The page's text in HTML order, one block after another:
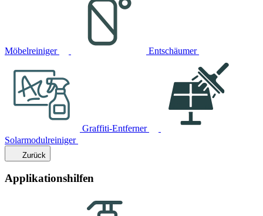
Möbelreiniger Entschäumer
Graffiti-Entferner
Solarmodulreiniger
Zurück
Applikationshilfen